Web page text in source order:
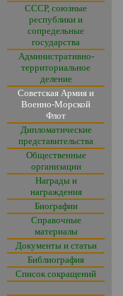
СССР, союзные
республики и
сопредельные
государства
Административно-
территориальное
деление
Советская Армия и
Военно-Морской
Флот
Дипломатические
представительства
Общественные
организации
Награды и
награждения
Биографии
Справочные
материалы
Документы и статьи
Библиография
Список сокращений